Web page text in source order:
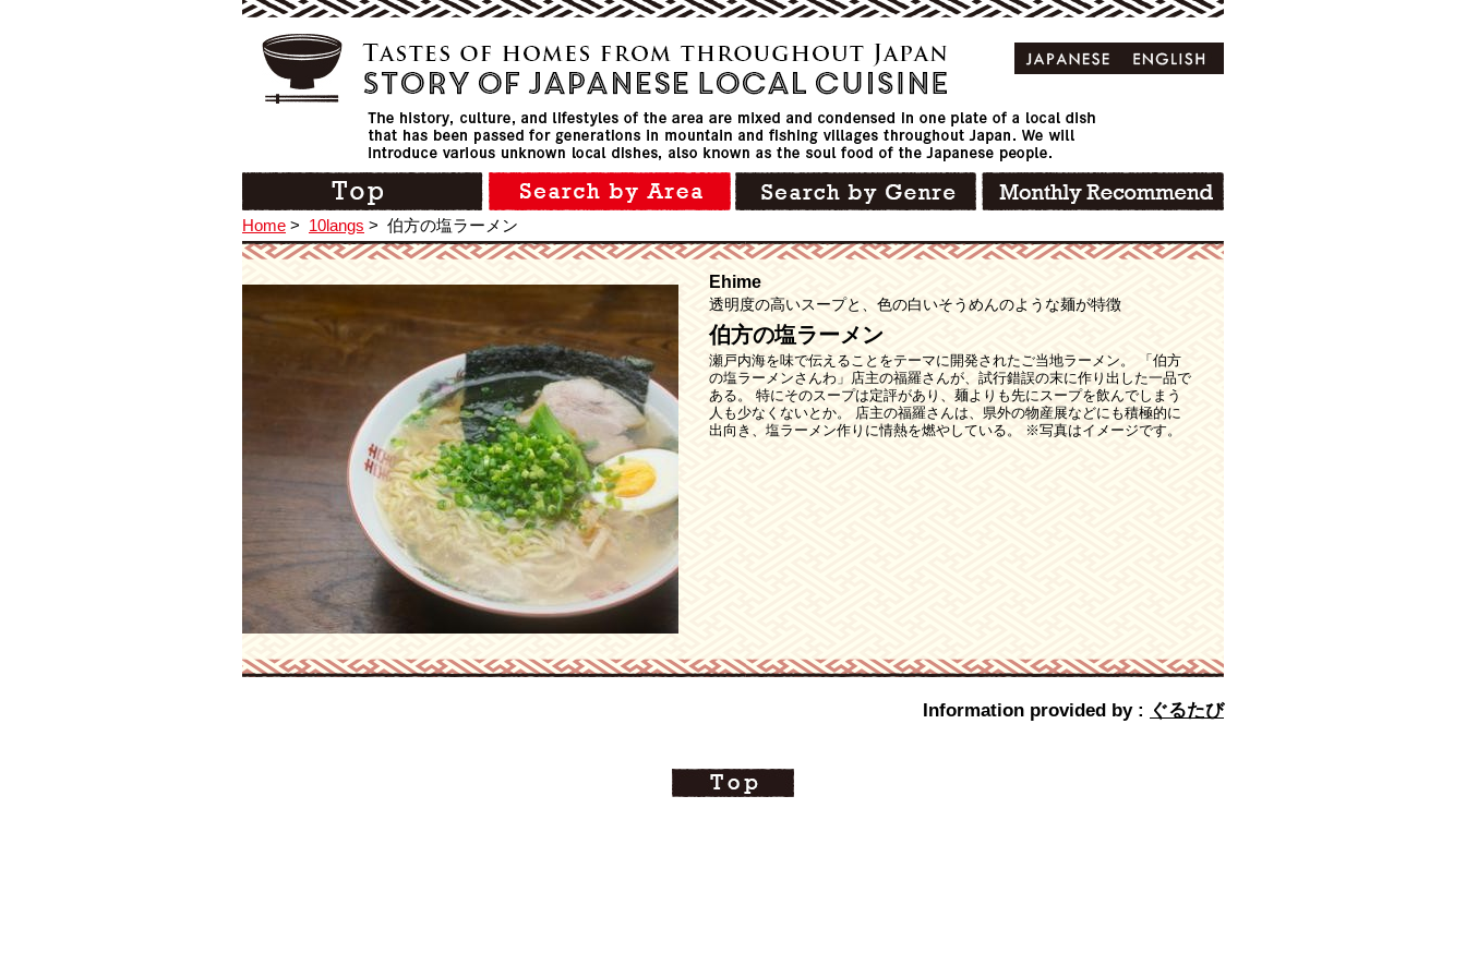
Home > 10langs > 伯方の塩ラーメン
Ehime
透明度の高いスープと、色の白いそうめんのような麺が特徴
伯方の塩ラーメン
瀬戸内海を味で伝えることをテーマに開発されたご当地ラーメン。 「伯方
の塩ラーメンさんわ」店主の福羅さんが、試行錯誤の末に作り出した一品で
ある。 特にそのスープは定評があり、麺よりも先にスープを飲んでしまう
人も少なくないとか。 店主の福羅さんは、県外の物産展などにも積極的に
出向き、塩ラーメン作りに情熱を燃やしている。 ※写真はイメージです。
Information provided by : ぐるたび